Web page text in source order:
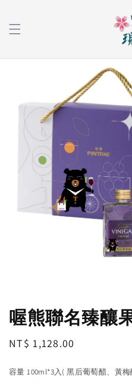
喔熊聯名臻釀
Regular
NT$ 1,128.00
容量 100ml*3入( 黑后葡萄醋、黃